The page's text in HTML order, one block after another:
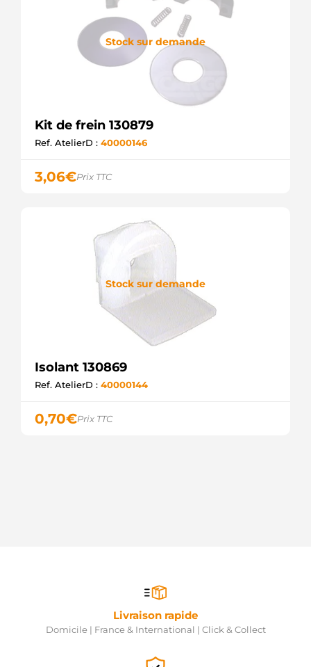
Stock sur demande
Kit de frein 130879
Ref. AtelierD : 40000146
3,06€Prix TTC
Stock sur demande
Isolant 130869
Ref. AtelierD : 40000144
0,70€Prix TTC
Livraison rapide
Domicile | France & International | Click & Collect